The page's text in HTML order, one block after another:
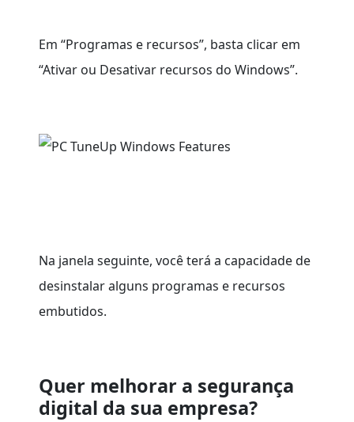
Em “Programas e recursos”, basta clicar em
“Ativar ou Desativar recursos do Windows”.
Na janela seguinte, você terá a capacidade de
desinstalar alguns programas e recursos
embutidos.
Quer melhorar a segurança
digital da sua empresa?